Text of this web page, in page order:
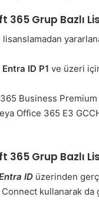
365 Grup Bazlı
lisanslamadan
ID P1 ve üzeri
Business
Office 365 E3
365 Grup Bazlı
ID üzerinden
Connect kullanarak